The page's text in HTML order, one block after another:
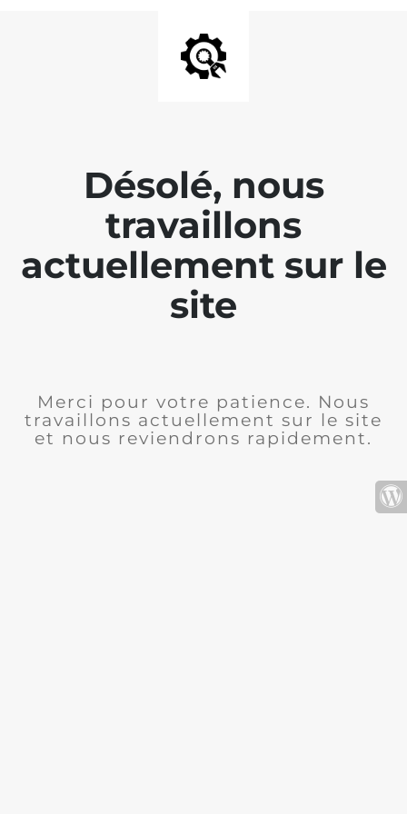
Désolé, nous
travaillons
actuellement sur le
site
Merci pour votre patience. Nous
travaillons actuellement sur le site
et nous reviendrons rapidement.